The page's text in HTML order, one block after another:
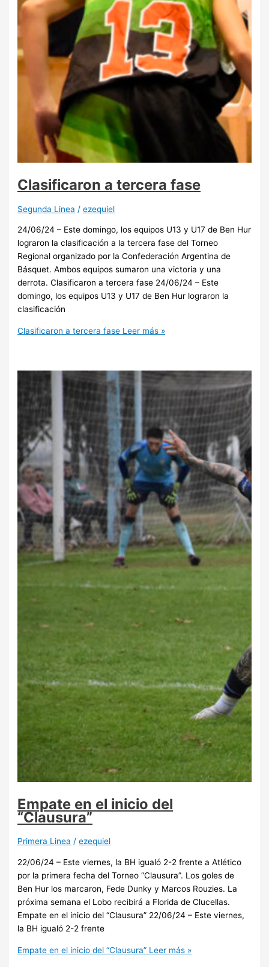
Clasificaron a tercera fase
Segunda Linea /ezequiel
24/06/24 – Este domingo, los equipos U13 y U17 de Ben Hur
lograron la clasificación a la tercera fase del Torneo
Regional organizado por la Confederación Argentina de
Básquet. Ambos equipos sumaron una victoria y una
derrota. Clasificaron a tercera fase 24/06/24 – Este
domingo, los equipos U13 y U17 de Ben Hur lograron la
clasificación
Clasificaron a tercera fase Leer más »
Empate en el inicio del
“Clausura”
Primera Linea /ezequiel
22/06/24 – Este viernes, la BH igualó 2-2 frente a Atlético
por la primera fecha del Torneo “Clausura”. Los goles de
Ben Hur los marcaron, Fede Dunky y Marcos Rouzies. La
próxima semana el Lobo recibirá a Florida de Clucellas.
Empate en el inicio del “Clausura” 22/06/24 – Este viernes,
la BH igualó 2-2 frente
Empate en el inicio del “Clausura” Leer más »